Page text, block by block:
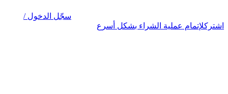
سجّل الدخول /
اشتركلإتمام عملية الشراء بشكل أسرع